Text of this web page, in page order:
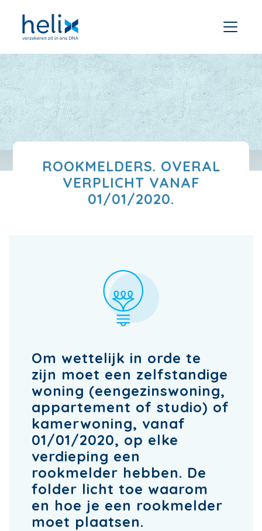
ROOKMELDERS. OVERAL
VERPLICHT VANAF
01/01/2020.
Om wettelijk in orde te
zijn moet een zelfstandige
woning (eengezinswoning,
appartement of studio) of
kamerwoning, vanaf
01/01/2020, op elke
verdieping een
rookmelder hebben. De
folder licht toe waarom
en hoe je een rookmelder
moet plaatsen.